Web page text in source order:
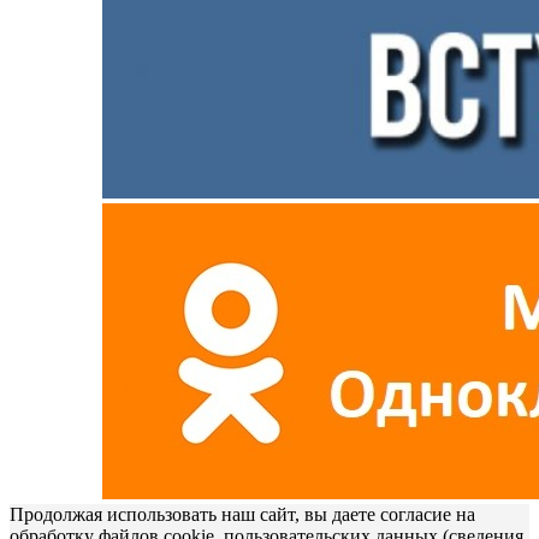
Продолжая использовать наш сайт, вы даете согласие на